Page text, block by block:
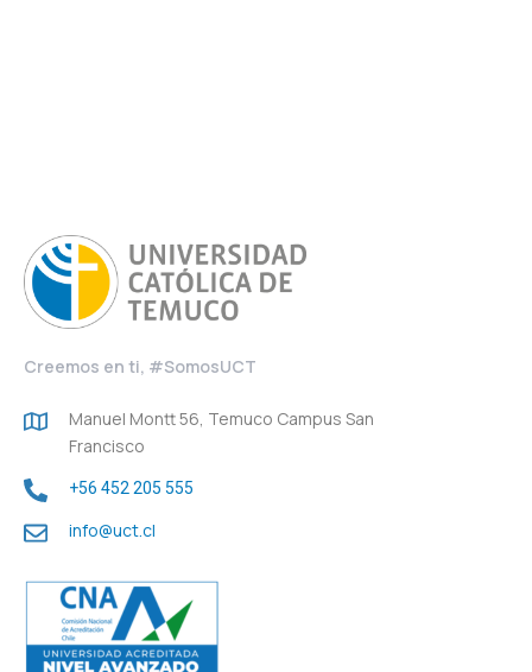
Creemos en ti, #SomosUCT
Manuel Montt 56, Temuco Campus San
Francisco
+56 452 205 555
info@uct.cl